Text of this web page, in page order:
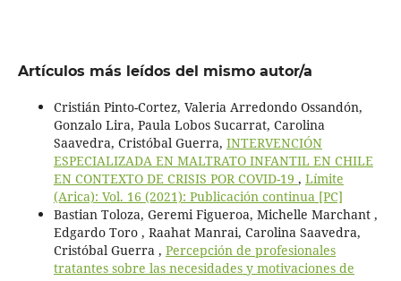
Artículos más leídos del mismo autor/a
Cristián Pinto-Cortez, Valeria Arredondo Ossandón,
Gonzalo Lira, Paula Lobos Sucarrat, Carolina
Saavedra, Cristóbal Guerra, INTERVENCIÓN
ESPECIALIZADA EN MALTRATO INFANTIL EN CHILE
EN CONTEXTO DE CRISIS POR COVID-19 , Límite
(Arica): Vol. 16 (2021): Publicación continua [PC]
Bastian Toloza, Geremi Figueroa, Michelle Marchant ,
Edgardo Toro , Raahat Manrai, Carolina Saavedra,
Cristóbal Guerra , Percepción de profesionales
tratantes sobre las necesidades y motivaciones de